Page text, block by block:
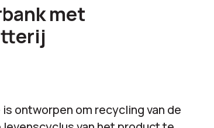
Van usb tot powerbank
bekijk alle categorieën
met
ontworpen om recycling van de